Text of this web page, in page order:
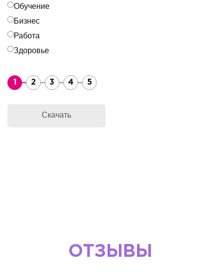
Обучение
Бизнес
Работа
Здоровье
1 2 3 4 5
Скачать
ОТЗЫВЫ